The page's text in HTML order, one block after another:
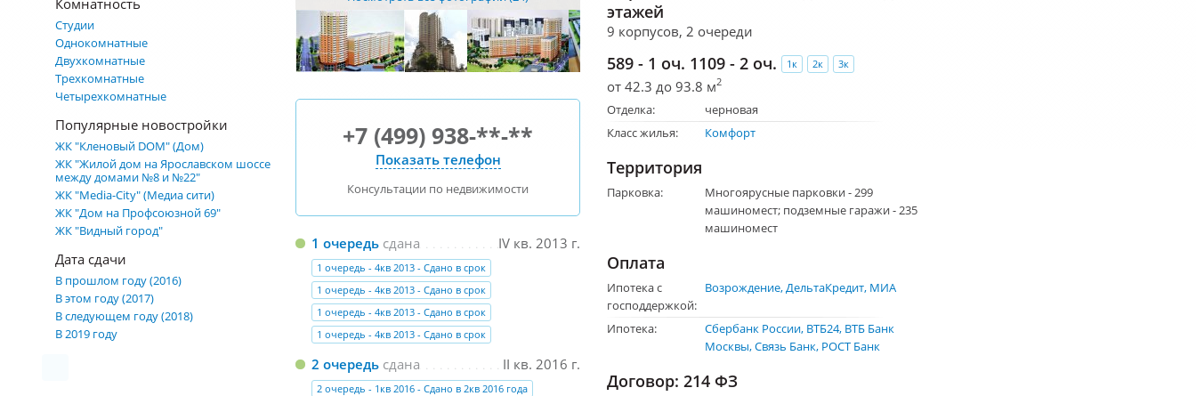
Комнатность
Студии
Однокомнатные
Двухкомнатные
Трехкомнатные
Четырехкомнатные
Популярные новостройки
ЖК "Кленовый DOM" (Дом)
ЖК "Жилой дом на Ярославском шоссе
между домами №8 и №22"
ЖК "Media-City" (Медиа сити)
ЖК "Дом на Профсоюзной 69"
ЖК "Видный город"
Дата сдачи
В прошлом году (2016)
В этом году (2017)
В следующем году (2018)
В 2019 году
+7 (499) 938-**-**
Показать телефон
Консультации по недвижимости
IV кв. 2013 г.
1 очередь сдана
1 очередь - 4кв 2013 - Сдано в срок
1 очередь - 4кв 2013 - Сдано в срок
1 очередь - 4кв 2013 - Сдано в срок
1 очередь - 4кв 2013 - Сдано в срок
II кв. 2016 г.
2 очередь сдана
2 очередь - 1кв 2016 - Сдано в 2кв 2016 года
этажей
9 корпусов, 2 очереди
589 - 1 оч. 1109 - 2 оч. 1к 2к 3к
от 42.3 до 93.8 м2
Отделка:
черновая
Класс жилья:
Комфорт
Территория
Парковка:
Многоярусные парковки - 299
машиномест; подземные гаражи - 235
машиномест
Оплата
Ипотека с
господдержкой:
Возрождение ДельтаКредит МИА
Ипотека: Сбербанк России ВТБ24 ВТБ Банк
Москвы Связь Банк РОСТ Банк
Договор: 214 ФЗ